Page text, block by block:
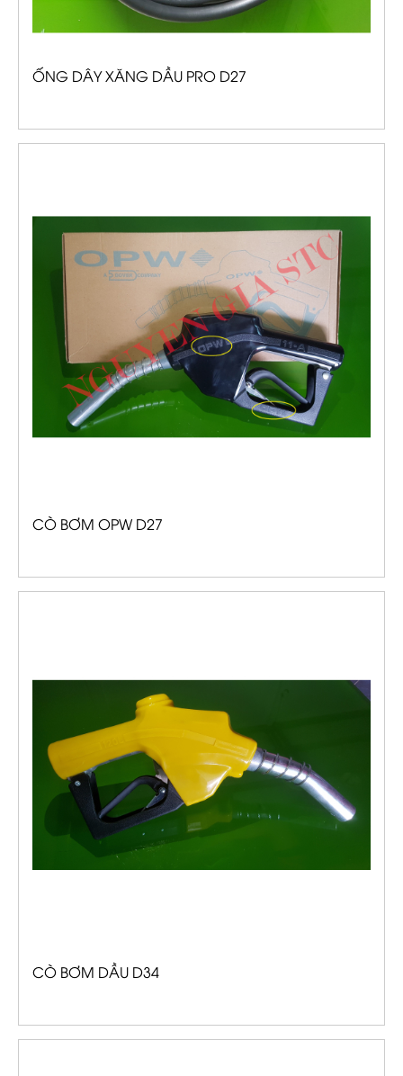
ỐNG DÂY XĂNG DẦU PRO D27
CÒ BƠM OPW D27
CÒ BƠM DẦU D34